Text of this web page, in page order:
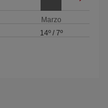
Marzo
14º/ 7º